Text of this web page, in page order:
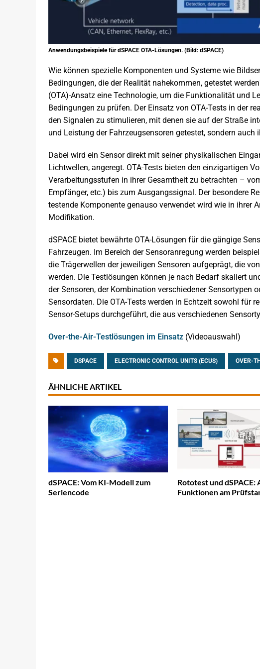
Anwendungsbeispiele für dSPACE OTA-Lösungen. (Bild: dSPACE)
Wie können spezielle Komponenten und Systeme wie
Bedingungen, die der Realität nahekommen, getestet
(OTA)-Ansatz eine Technologie, um die Funktionalität und
Bedingungen zu prüfen. Der Einsatz von OTA-Tests in der
den Signalen zu stimulieren, mit denen sie auf der Straße
und Leistung der Fahrzeugsensoren getestet, sondern auch
Dabei wird ein Sensor direkt mit seiner physikalischen
Lichtwellen, angeregt. OTA-Tests bieten den einzigartigen
Verarbeitungsstufen in ihrer Gesamtheit zu betrachten –
Empfänger, etc.) bis zum Ausgangssignal. Der besondere
testende Komponente genauso verwendet wird wie in ihrer
Modifikation.
dSPACE bietet bewährte OTA-Lösungen für die gängige
Fahrzeugen. Im Bereich der Sensoranregung werden
die Trägerwellen der jeweiligen Sensoren aufgeprägt, die
werden. Die Testlösungen können je nach Bedarf skaliert
der Sensoren, der Kombination verschiedener Sensortypen
Sensordaten. Die OTA-Tests werden in Echtzeit sowohl für
Sensor-Setups durchgeführt, die aus verschiedenen
Over-the-Air-Testlösungen im Einsatz (Videoauswahl)
DSPACE ELECTRONIC CONTROL UNITS (ECUS) OVER-
ÄHNLICHE ARTIKEL
dSPACE: Vom KI-Modell zum
Seriencode
Rototest und dSPACE:
Funktionen am